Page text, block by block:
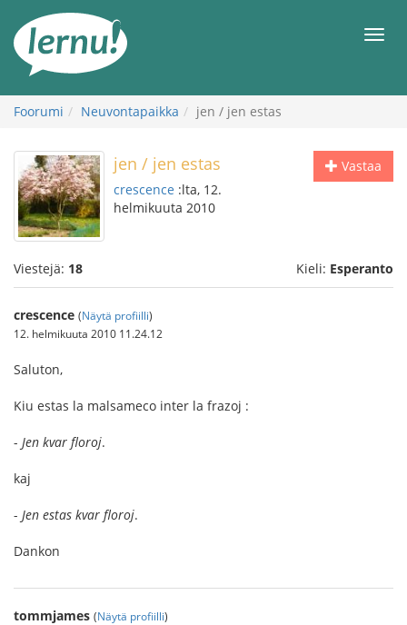
sisältöön
Foorumi Neuvontapaikka jen / jen estas
Vastaa
jen / jen estas
crescence :lta, 12.
helmikuuta 2010
Viestejä: 18 Kieli: Esperanto
crescence (Näytä profiilli)
12. helmikuuta 2010 11.24.12
Saluton,
Kiu estas la malsameco inter la frazoj :
- Jen kvar floroj.
kaj
- Jen estas kvar floroj.
Dankon
tommjames (Näytä profiilli)